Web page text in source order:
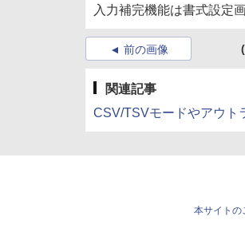
入力補完機能は書式設定
前の画像
関連記事
CSV/TSVモードやアウト
本サイトの